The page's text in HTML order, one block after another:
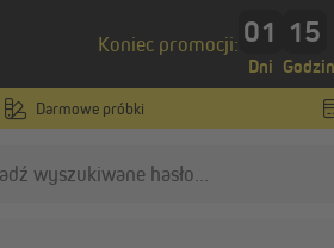
Koniec promocji: 01
Dni
15
Godzin
Darmowe próbki
do rolety